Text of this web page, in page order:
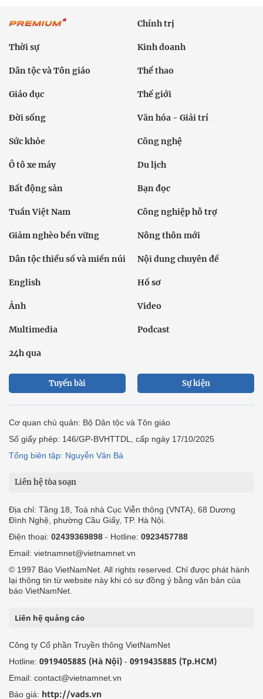
Chính trị
Thời sự Kinh doanh
Dân tộc và Tôn giáo Thể thao
Giáo dục Thế giới
Đời sống Văn hóa - Giải trí
Sức khỏe Công nghệ
Ô tô xe máy Du lịch
Bất động sản Bạn đọc
Tuần Việt Nam Công nghiệp hỗ trợ
Giảm nghèo bền vững Nông thôn mới
Dân tộc thiểu số và miền núi Nội dung chuyên đề
English Hồ sơ
Ảnh Video
Multimedia Podcast
24h qua
Tuyến bài Sự kiện
Cơ quan chủ quản: Bộ Dân tộc và Tôn giáo
Số giấy phép: 146/GP-BVHTTDL, cấp ngày 17/10/2025
Tổng biên tập: Nguyễn Văn Bá
Liên hệ tòa soạn
Địa chỉ: Tầng 18, Toà nhà Cục Viễn thông (VNTA), 68 Dương
Đình Nghệ, phường Cầu Giấy, TP. Hà Nội.
Điện thoại: 02439369898 - Hotline: 0923457788
Email: vietnamnet@vietnamnet.vn
© 1997 Báo VietNamNet. All rights reserved. Chỉ được phát hành
lại thông tin từ website này khi có sự đồng ý bằng văn bản của
báo VietNamNet.
Liên hệ quảng cáo
Công ty Cổ phần Truyền thông VietNamNet
Hotline: 0919405885 (Hà Nội) - 0919435885 (Tp.HCM)
Email: contact@vietnamnet.vn
Báo giá: http://vads.vn